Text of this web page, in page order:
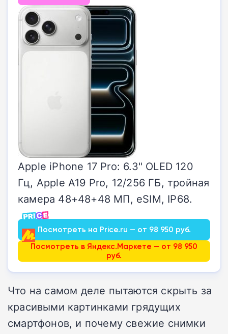
Apple iPhone 17 Pro: 6.3" OLED 120
Гц, Apple A19 Pro, 12/256 ГБ, тройная
камера 48+48+48 МП, eSIM, IP68.
Посмотреть на Price.ru — от 98 950 руб.
Посмотреть в Яндекс.Маркете — от 98 950
руб.
Что на самом деле пытаются скрыть за
красивыми картинками грядущих
смартфонов, и почему свежие снимки